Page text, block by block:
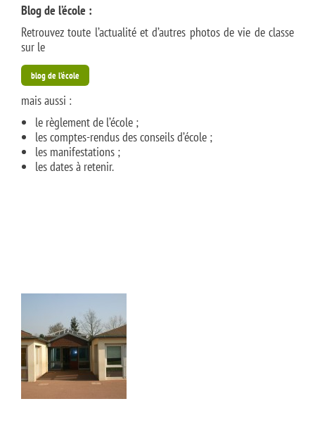
Blog de l’école :
Retrouvez toute l’actualité et d’autres photos de vie de classe
sur le
blog de l’école
mais aussi :
le règlement de l’école ;
les comptes-rendus des conseils d’école ;
les manifestations ;
les dates à retenir.